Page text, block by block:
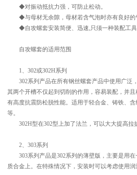
◆对振动抵抗力强，可防止松动。
◆与母材无余隙，母材若含气泡时亦有良好的
◆自攻螺套安装简便、迅速,只须一种装配工具
自攻螺套的适用范围
1、302或302H系列
302系列产品在所有钢丝螺套产品中使用广泛
其两个开槽不仅起到切削的作用，容易装配，并
有高度抗震防松脱性能。适用于轻合金、铸铁、
等。
302H型在302型上加了法兰，可以大大提高拉
2、303系列
303系列产品是302系列的薄壁版，主要是用
质合金上。在特殊情况下，安装时可以考虑使用润